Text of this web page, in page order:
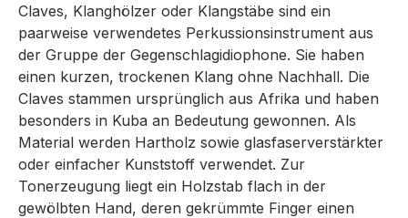
Claves, Klanghölzer oder Klangstäbe sind ein
paarweise verwendetes Perkussionsinstrument aus
der Gruppe der Gegenschlagidiophone. Sie haben
einen kurzen, trockenen Klang ohne Nachhall. Die
Claves stammen ursprünglich aus Afrika und haben
besonders in Kuba an Bedeutung gewonnen. Als
Material werden Hartholz sowie glasfaserverstärkter
oder einfacher Kunststoff verwendet. Zur
Tonerzeugung liegt ein Holzstab flach in der
gewölbten Hand, deren gekrümmte Finger einen